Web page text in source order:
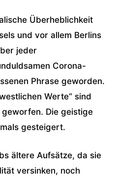
Überheblichkeit
und vor allem Berlins
jeder
Corona-
Phrase geworden.
Werte“ sind
Die geistige
gesteigert.
ältere Aufsätze, da sie
versinken, noch